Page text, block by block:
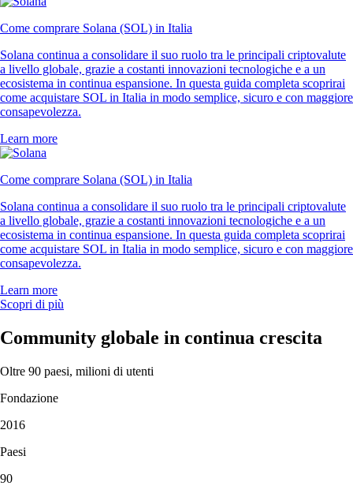
Come comprare Solana (SOL) in Italia
Solana continua a consolidare il suo ruolo tra le principali criptovalute
a livello globale, grazie a costanti innovazioni tecnologiche e a un
ecosistema in continua espansione. In questa guida completa scoprirai
come acquistare SOL in Italia in modo semplice, sicuro e con maggiore
consapevolezza.
Learn more
Come comprare Solana (SOL) in Italia
Solana continua a consolidare il suo ruolo tra le principali criptovalute
a livello globale, grazie a costanti innovazioni tecnologiche e a un
ecosistema in continua espansione. In questa guida completa scoprirai
come acquistare SOL in Italia in modo semplice, sicuro e con maggiore
consapevolezza.
Learn more
Scopri di più
Community globale in continua crescita
Oltre 90 paesi, milioni di utenti
Fondazione
2016
Paesi
90